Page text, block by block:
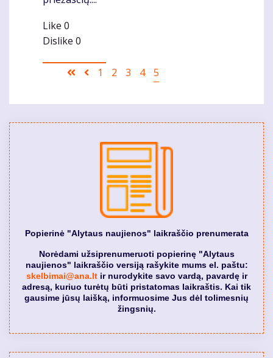
Like 0
Dislike 0
Pagination
First Ankstesnis
Puslapis
1 Puslapis
2 Puslapis
3 Puslapis
4
Current
5
Popierinė "Alytaus naujienos" laikraščio prenumerata
Norėdami užsiprenumeruoti popierinę "Alytaus
naujienos" laikraščio versiją rašykite mums el. paštu:
skelbimai@ana.ltir nurodykite savo vardą, pavardę ir
adresą, kuriuo turėtų būti pristatomas laikraštis. Kai tik
gausime jūsų laišką, informuosime Jus dėl tolimesnių
žingsnių.